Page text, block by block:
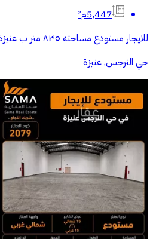
5,447م²
للايجار مستودع مساحته ٨٣٥ متر ب عنيزة حي الصفراء ،
حي النرجس, عنيزة